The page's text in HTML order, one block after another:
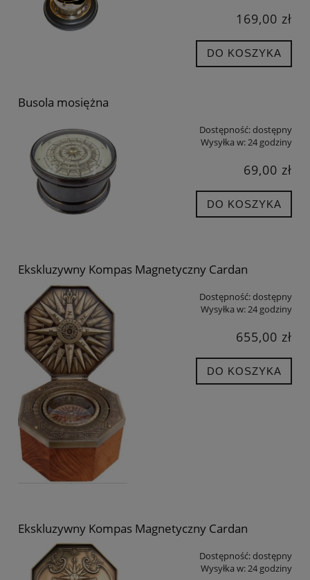
169,00 zł
DO KOSZYKA
Busola mosiężna
Dostępność:dostępny
Wysyłka w:24 godziny
69,00 zł
DO KOSZYKA
Ekskluzywny Kompas Magnetyczny Cardan
Dostępność:dostępny
Wysyłka w:24 godziny
655,00 zł
DO KOSZYKA
Ekskluzywny Kompas Magnetyczny Cardan
Dostępność:dostępny
Wysyłka w:24 godziny